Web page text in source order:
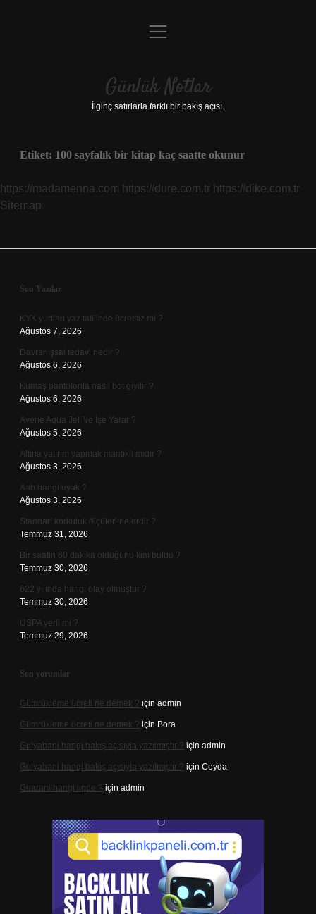
Anasayfa
Yasal Uyarı
menüyü
Günlük Notlar
İlginç satırlarla farklı bir bakış açısı.
Etiket: 100 sayfalık bir kitap kaç saatte okunur
https://madamenna.com https://dure.com.tr https://dike.com.tr
Sitemap
Sidebar
Son Yazılar
KYK yurtları yaz tatilinde ücretsiz mi ?
Ağustos 7, 2026
Davranışsal tedavi nedir ?
Ağustos 6, 2026
Kumaş pantolonla nasıl bot giyilir ?
Ağustos 6, 2026
Avene Aqua Jel Ne İşe Yarar ?
Ağustos 5, 2026
Altına yatırım yapmak mantıklı mıdır ?
Ağustos 3, 2026
Aab hangi uyak ?
Ağustos 3, 2026
Standart korkuluk ölçüleri nelerdir ?
Temmuz 31, 2026
Bir saatin 60 dakika olduğunu kim buldu ?
Temmuz 30, 2026
622 yılında hangi olay olmuştur ?
Temmuz 30, 2026
USPA yerli mi ?
Temmuz 29, 2026
Son yorumlar
Gümrükleme ücreti ne demek ? için admin
Gümrükleme ücreti ne demek ? için Bora
Gulyabani hangi bakış açısıyla yazılmıştır ? için admin
Gulyabani hangi bakış açısıyla yazılmıştır ? için Ceyda
Guarani hangi ligde ? için admin